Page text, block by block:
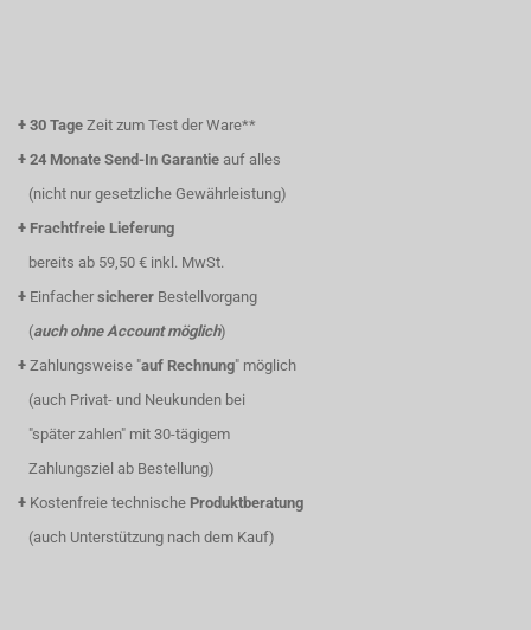
+ 30 Tage Zeit zum Test der Ware**
+ 24 Monate Send-In Garantie auf alles
(nicht nur gesetzliche Gewährleistung)
+ Frachtfreie Lieferung
bereits ab 59,50 € inkl. MwSt.
+ Einfacher sicherer Bestellvorgang
(auch ohne Account möglich)
+ Zahlungsweise "auf Rechnung" möglich
(auch Privat- und Neukunden bei
"später zahlen" mit 30-tägigem
Zahlungsziel ab Bestellung)
+ Kostenfreie technische Produktberatung
(auch Unterstützung nach dem Kauf)